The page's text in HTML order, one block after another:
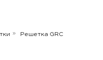
» Решетка GRC